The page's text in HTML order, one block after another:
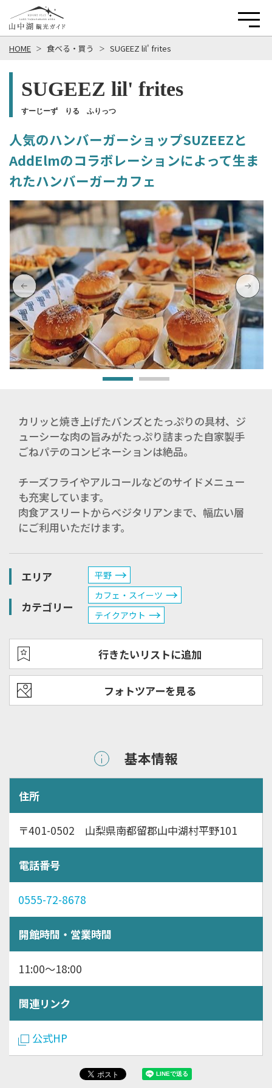
HOME 食べる・買う SUGEEZ lil' frites
SUGEEZ lil' frites
すーじーず りる ふりっつ
人気のハンバーガーショップSUZEEZと
AddElmのコラボレーションによって生ま
れたハンバーガーカフェ
カリッと焼き上げたバンズとたっぷりの具材、ジ
ューシーな肉の旨みがたっぷり詰まった自家製手
ごねパテのコンビネーションは絶品。
チーズフライやアルコールなどのサイドメニュー
も充実しています。
肉食アスリートからベジタリアンまで、幅広い層
にご利用いただけます。
エリア 平野
カテゴリー
カフェ・スイーツ
テイクアウト
行きたいリストに追加
フォトツアーを見る
基本情報
住所
〒401-0502 山梨県南都留郡山中湖村平野101
電話番号
0555-72-8678
開館時間・営業時間
11:00～18:00
関連リンク
公式HP